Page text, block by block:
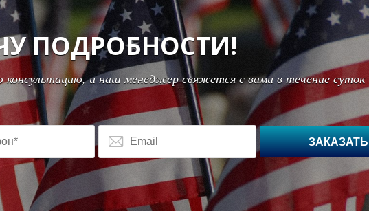
ПОДРОБНОСТИ!
консультацию, и наш менеджер свяжется с вами в течение суток
ЗАКАЗАТЬ